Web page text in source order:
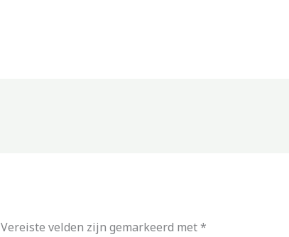
Vereiste velden zijn gemarkeerd met*